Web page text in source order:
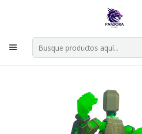
Por compras en cartas singles
Explorar singles
Inicio Fabrica Pandora Store
MISION 13 TITAN 13 ESQUELETO